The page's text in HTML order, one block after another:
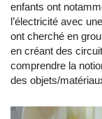
enfants ont
l’électricité avec
ont cherché en
en créant des
comprendre la
des objets/